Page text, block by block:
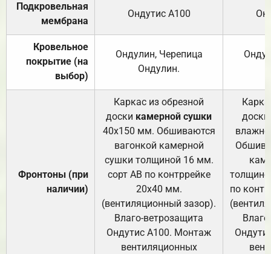
Подкровельная
мембрана
Ондутис А100
Кровельное
покрытие (на
выбор)
Ондулин, Черепица
Ондулин.
Фронтоны (при
наличии)
Каркас из обрезной
доски камерной сушки
40х150 мм. Обшиваются
вагонкой камерной
сушки толщиной 16 мм.
сорт АВ по контррейке
20х40 мм.
(вентиляционный зазор).
Влаго-ветрозащита
Ондутис А100. Монтаж
вентиляционных
доски
по